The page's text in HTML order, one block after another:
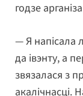
годзе
— Я напісала
да івэнту, а
звязалася з
акалічнасці.